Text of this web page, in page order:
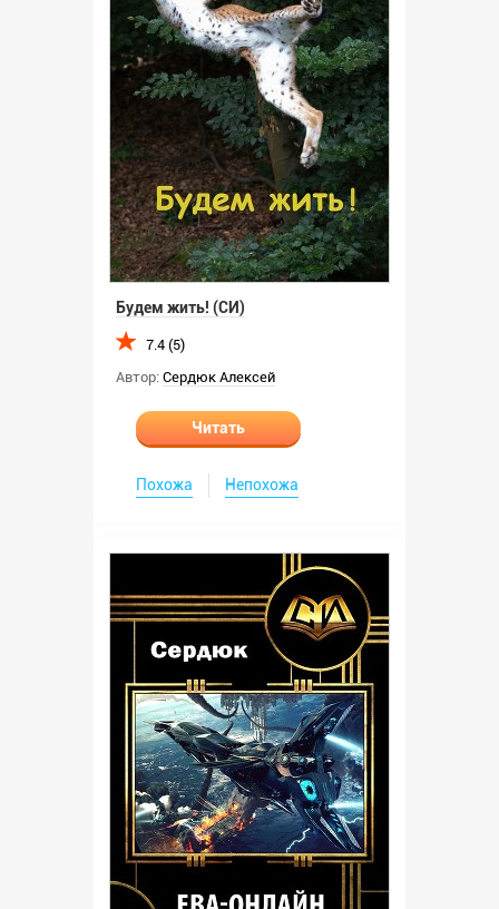
Будем жить! (СИ)
7.4 (5)
Автор: Сердюк Алексей
Читать
Похожа Непохожа